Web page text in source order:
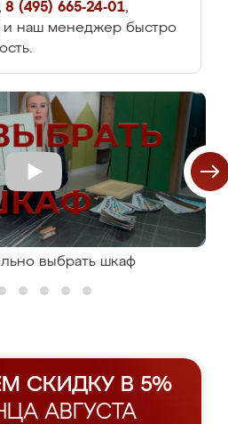
, 8 (495) 665-24-01,
и наш менеджер быстро
выбрать шкаф
СКИДКУ В 5%
АВГУСТА